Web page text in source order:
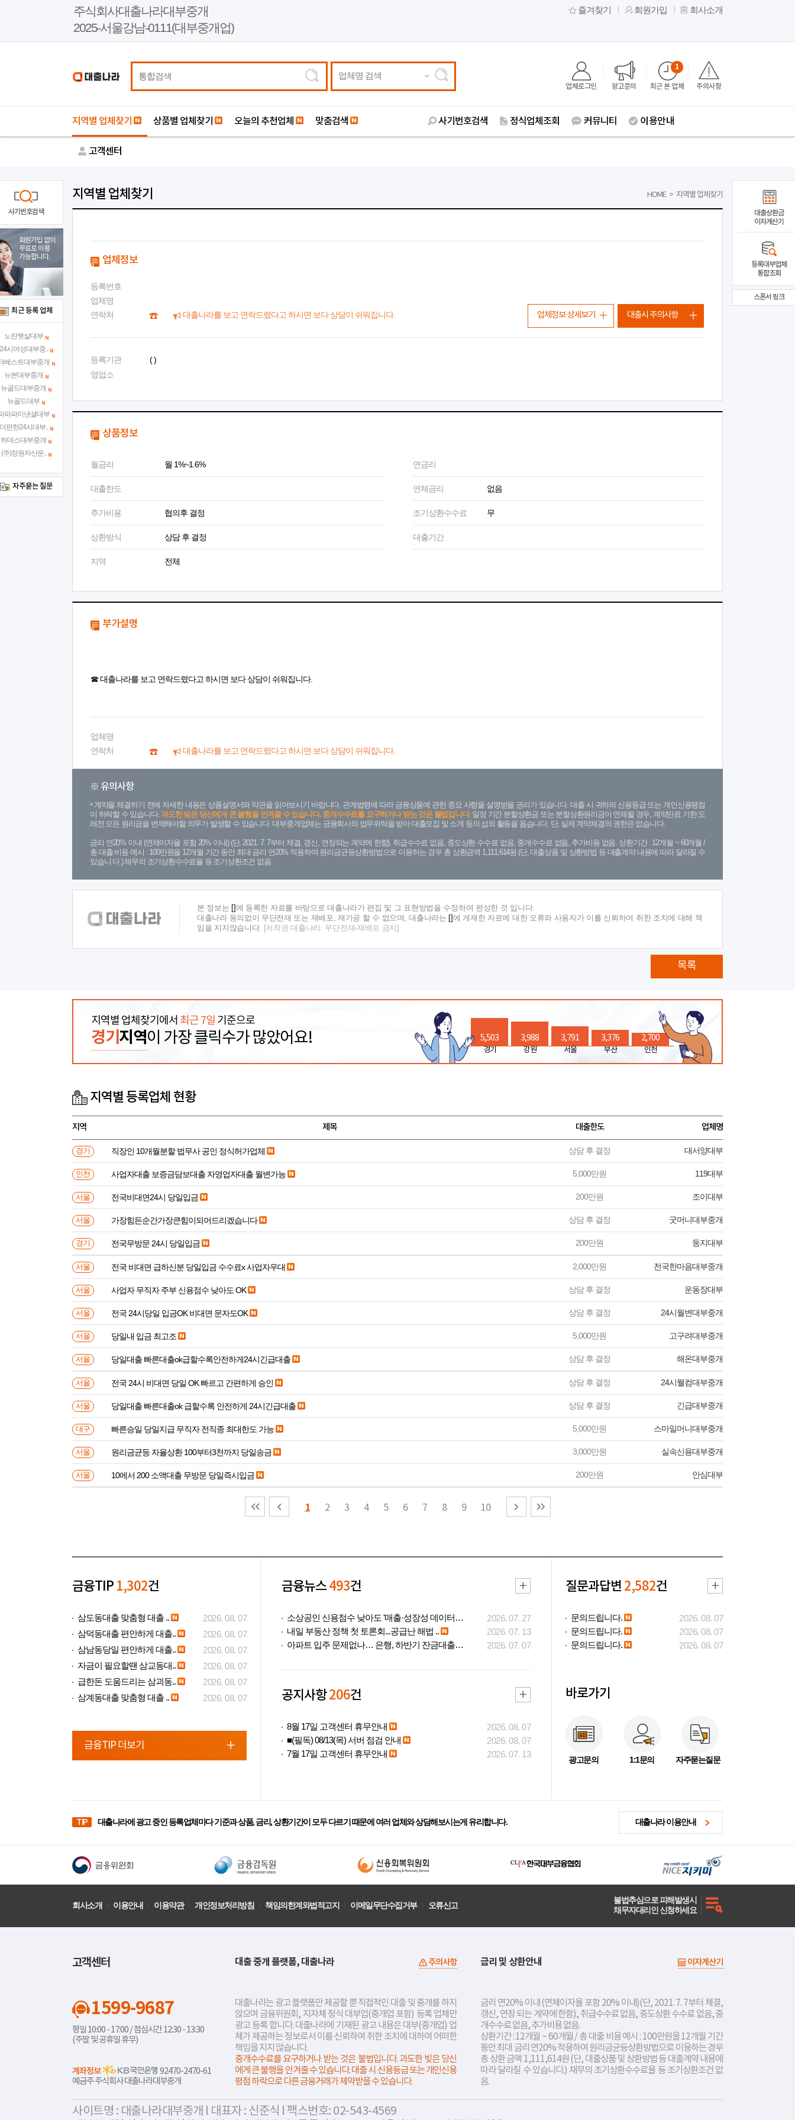
주식회사대출나라대부중개
2025-서울강남-0111(대부중개업)
즐겨찾기 회원가입 회사소개
업체명 검색
업체로그인 광고문의 최근 본 업체
1
주의사항
지역별 업체찾기 상품별 업체찾기 오늘의 추천업체 맞춤검색 사기번호검색 정식업체조회 커뮤니티 이용안내
고객센터
지역별 업체찾기 HOME > 지역별 업체찾기
업체정보
등록번호
업체명
연락처
대출나라를 보고 연락드렸다고 하시면 보다 상담이 쉬워집니다.
등록기관
( )
영업소
업체정보 상세보기 대출시 주의사항
상품정보
월금리 월 1%~1.6% 연금리
대출한도 연체금리 없음
추가비용 협의후 결정 조기상환수수료 무
상환방식 상담 후 결정 대출기간
지역 전체
부가설명
☎ 대출나라를 보고 연락드렸다고 하시면 보다 상담이 쉬워집니다.
업체명
연락처
대출나라를 보고 연락드렸다고 하시면 보다 상담이 쉬워집니다.
※ 유의사항
계약을 체결하기 전에 자세한 내용은 상품설명서와 약관을 읽어보시기 바랍니다. 관계법령에 따라 금융상품에 관한 중요 사항을 설명받을 권리가 있습니다. 대출 시 귀하의 신용등급 또는 개인신용평점
이 하락할 수 있습니다.과도한 빚은 당신에게 큰 불행을 안겨줄 수 있습니다. 중개수수료를 요구하거나 받는 것은 불법입니다.일정 기간 분할상환금 또는 분할상환원리금이 연체될 경우, 계약만료 기한 도
래전 모든 원리금을 변제해야할 의무가 발생할 수 있습니다. 대부중개업체는 금융회사의 업무위탁을 받아 대출모집 및 소개 등의 섭외 활동을 돕습니다. 단, 실제 계약체결의 권한은 없습니다.
금리 연20% 이내 (연체이자율 포함 20% 이내) (단, 2021. 7. 7부터 체결, 갱신, 연장되는 계약에 한함), 취급수수료 없음, 중도상환 수수료 없음, 중개수수료 없음, 추가비용 없음. 상환기간 : 12개월 ~ 60개월 /
총 대출 비용 예시 : 100만원을 12개월 기간 동안 최대 금리 연20% 적용하여 원리금균등상환방법으로 이용하는 경우 총 상환금액 1,111,614원 (단, 대출상품 및 상환방법 등 대출계약 내용에 따라 달라질 수
있습니 다.) 채무의 조기상환수수료율 등 조기상환조건 없음.
본 정보는
에 등록한 자료를 바탕으로 대출나라가 편집 및 그 표현방법을 수정하여 완성한 것 입니다.
대출나라 동의없이 무단전재 또는 재배포, 재가공 할 수 없으며, 대출나라는
에 게재한 자료에 대한 오류와 사용자가 이를 신뢰하여 취한 조치에 대해 책
임을 지지않습니다.
[저작권 대출나라. 무단전재-재배포 금지]
목록
지역별 업체찾기에서 최근 7일 기준으로
경기 지역이 가장 클릭수가 많았어요! 5,503
경기
3,988
강원
3,791
서울
3,376
부산
2,700
인천
지역별 등록업체 현황
지역 제목 대출한도 업체명
경기 직장인 10개월분할 법무사 공인 정식허가업체 상담 후 결정 대서양대부
인천 사업자대출 보증금담보대출 자영업자대출 월변가능 5,000만원 119대부
서울 전국비대면24시 당일입금 200만원 조이대부
서울 가장힘든순간가장큰힘이되어드리겠습니다 상담 후 결정 굿머니대부중개
경기 전국무방문 24시 당일입금 200만원 둥지대부
서울 전국 비대면 급하신분 당일입금 수수료x 사업자우대 2,000만원 전국한마음대부중개
서울 사업자 무직자 주부 신용점수 낮아도 OK 상담 후 결정 운동장대부
서울 전국 24시당일 입금OK 비대면 문자도OK 상담 후 결정 24시월변대부중개
서울 당일내 입금 최고조 5,000만원 고구려대부중개
서울 당일대출 빠른대출ok급할수록안전하게24시긴급대출 상담 후 결정 해온대부중개
서울 전국 24시 비대면 당일 OK 빠르고 간편하게 승인 상담 후 결정 24시웰컴대부중개
서울 당일대출 빠른대출ok 급할수록 안전하게 24시긴급대출 상담 후 결정 긴급대부중개
대구 빠른승일 당일지급 무직자 전직종 최대한도 가능 5,000만원 스마일머니대부중개
서울 원리금균등 자율상환 100부터3천까지 당일송금 3,000만원 실속신용대부중개
서울 10에서 200 소액대출 무방문 당일즉시입금 200만원 안심대부
1 2 3 4 5 6 7 8 9 10
사기번호검색
회원가입 없이
무료로 이용
가능합니다.
최근 등록 업체
노란햇살대부
시여성대부중..
베스트대부중개
뉴본대부중개
뉴골드대부중개
뉴골드대부
파파이낸셜대부
편한24시대부..
하데스대부중개
(주)정원자산운..
자주묻는 질문
대출상환금
이자계산기
등록대부업체
통합조회
스폰서 링크
금융TIP 1,302건
삼도동대출 맞춤형 대출 ..
2026. 08. 07
삼덕동대출 편안하게 대출..
2026. 08. 07
삼남동당일 편안하게 대출..
2026. 08. 07
자금이 필요할땐 삼교동대..
2026. 08. 07
급한돈 도움드리는 삼괴동..
2026. 08. 07
삼계동대출 맞춤형 대출 ..
2026. 08. 07
금융TIP 더보기
금융뉴스493건
소상공인 신용점수 낮아도 '매출·성장성 데이터..
2026. 07. 27
내일 부동산 정책 첫 토론회...공급난 해법 ..
2026. 07. 13
아파트 입주 문제없나… 은행, 하반기 잔금대출..
2026. 07. 07
공지사항206건
8월 17일 고객센터 휴무안내
2026. 08. 07
■(필독) 08/13(목) 서버 점검 안내
2026. 08. 07
7월 17일 고객센터 휴무안내
2026. 07. 13
질문과답변 2,582건
문의드립니다.
2026. 08. 07
문의드립니다.
2026. 08. 07
문의드립니다.
2026. 08. 07
바로가기
광고문의 1:1문의 자주묻는질문
TIP 대출나라에 광고 중인 등록업체마다 기준과 상품, 금리, 상환기간이 모두 다르기 때문에 여러 업체와 상담해보시는게 유리합니다. 대출나라 이용안내
회사소개 이용안내 이용약관 개인정보처리방침 책임의한계와법적고지 이메일무단수집거부 오류신고
불법추심으로 피해발생시
채무자대리인 신청하세요
고객센터
1599-9687
평일 10:00 - 17:00 / 점심시간 12:30 - 13:30
(주말 및 공휴일 휴무)
계좌정보
92470-2470-61
예금주 주식회사 대출나라대부중개
대출 중개 플랫폼, 대출나라 주의사항
대출나라는 광고 플랫폼만 제공할 뿐 직접적인 대출 및 중개를 하지
않으며 금융위원회, 지자체 정식 대부업(중개업 포함) 등록 업체만
광고 등록 합니다. 대출나라에 기재된 광고 내용은 대부(중개업) 업
체가 제공하는 정보로서 이를 신뢰하여 취한 조치에 대하여 어떠한
책임을 지지 않습니다.
중개수수료를 요구하거나 받는 것은 불법입니다. 과도한 빚은 당신
에게 큰 불행을 안겨줄 수 있습니다. 대출 시 신용등급 또는 개인신용
평점 하락으로 다른 금융거래가 제약받을 수 있습니다.
금리 및 상환안내 이자계산기
금리 연20% 이내 (연체이자율 포함 20% 이내)(단, 2021. 7. 7부터 체결,
갱신, 연장 되는 계약에 한함), 취급수수료 없음, 중도상환 수수료 없음, 중
개수수료 없음, 추가비용 없음.
상환기간 : 12개월 ~ 60개월 / 총 대출 비용 예시 : 100만원을 12개월 기간
동안 최대 금리 연20% 적용하여 원리금균등상환방법으로 이용하는 경우
총 상환 금액 1,111,614원 (단, 대출상품 및 상환방법 등 대출계약 내용에
따라 달라질 수 있습니다.) 채무의 조기상환수수료율 등 조기상환조건 없
음.
사이트명 : 대출나라대부중개 l 대표자 : 신준식 l 팩스번호: 02-543-4569